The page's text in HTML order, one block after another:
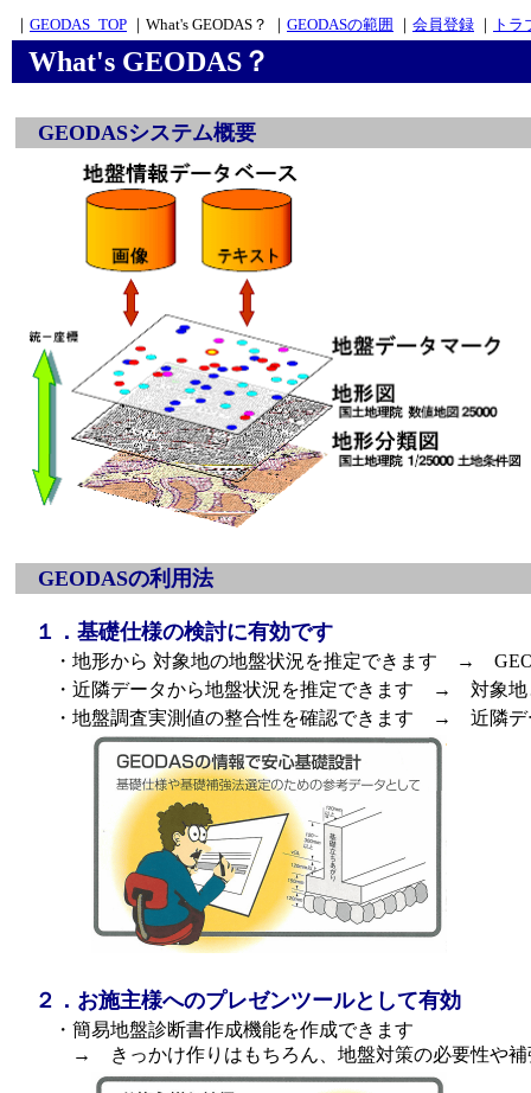
｜ GEODAS_TOP ｜What's GEODAS？ ｜ GEODASの範囲 ｜ 会員登録 ｜ トラ
What's GEODAS？
GEODASシステム概要
GEODASの利用法
１．基礎仕様の検討に有効です
・地形から 対象地の地盤状況を推定できます →
・近隣データから地盤状況を推定できます → 対象地
・地盤調査実測値の整合性を確認できます → 近隣デ
２．お施主様へのプレゼンツールとして有効
・簡易地盤診断書作成機能を作成できます
→ きっかけ作りはもちろん、地盤対策の必要性や補